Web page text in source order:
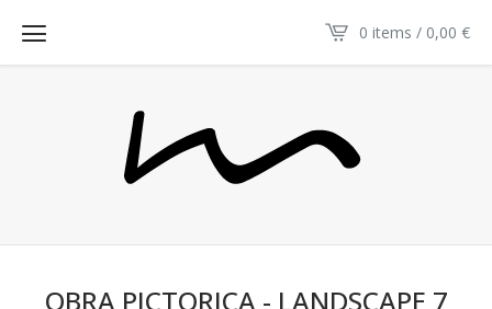
0 items / 0,00 €
OBRA PICTORICA - LANDSCAPE 7